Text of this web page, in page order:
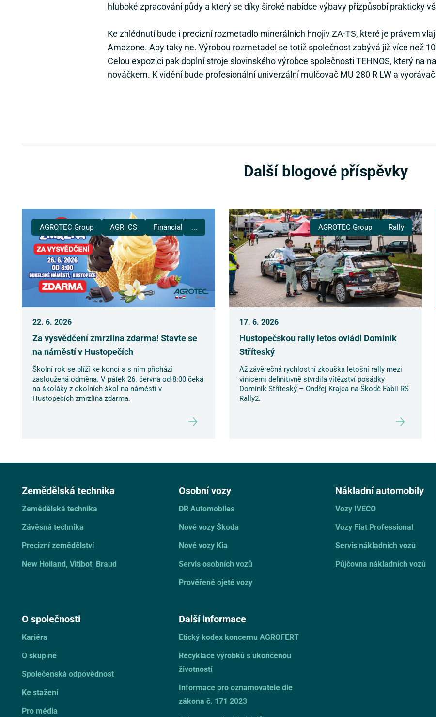
hluboké zpracování půdy a který se díky široké nabídce výbavy přizpůsobí prakticky
Ke zhlédnutí bude i precizní rozmetadlo minerálních hnojiv ZA-TS, které je právem
Amazone. Aby taky ne. Výrobou rozmetadel se totiž společnost zabývá již více než
Celou expozici pak doplní stroje slovinského výrobce společnosti TEHNOS, který na
nováčkem. K vidění bude profesionální univerzální mulčovač MU 280 R LW a
Další blogové příspěvky
AGROTEC Group AGRI CS Financial Services
...
22. 6. 2026
Za vysvědčení zmrzlina zdarma! Stavte se
na náměstí v Hustopečích
Školní rok se blíží ke konci a s ním přichází
zasloužená odměna. V pátek 26. června od 8:00 čeká
na školáky z okolních škol na náměstí v
Hustopečích zmrzlina zdarma.
AGROTEC Group Rally
17. 6. 2026
Hustopečskou rally letos ovládl Dominik
Stříteský
Až závěrečná rychlostní zkouška letošní rally mezi
vinicemi definitivně stvrdila vítězství posádky
Dominik Stříteský – Ondřej Krajča na Škodě Fabii RS
Rally2.
Zemědělská technika
Zemědělská technika
Závěsná technika
Precizní zemědělství
New Holland, Vitibot, Braud
Osobní vozy
DR Automobiles
Nové vozy Škoda
Nové vozy Kia
Servis osobních vozů
Prověřené ojeté vozy
Nákladní automobily
Vozy IVECO
Vozy Fiat Professional
Servis nákladních vozů
Půjčovna nákladních vozů
O společnosti
Kariéra
O skupině
Společenská odpovědnost
Ke stažení
Pro média
Další informace
Etický kodex koncernu AGROFERT
Recyklace výrobků s ukončenou
životností
Informace pro oznamovatele dle
zákona č. 171 2023